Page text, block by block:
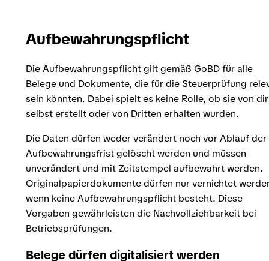
Aufbewahrungspflicht
Die Aufbewahrungspflicht gilt gemäß GoBD für alle
Belege und Dokumente, die für die Steuerprüfung
sein könnten. Dabei spielt es keine Rolle, ob sie von dir
selbst erstellt oder von Dritten erhalten wurden.
Die Daten dürfen weder verändert noch vor Ablauf der
Aufbewahrungsfrist gelöscht werden und müssen
unverändert und mit Zeitstempel aufbewahrt werden.
Originalpapierdokumente dürfen nur vernichtet
wenn keine Aufbewahrungspflicht besteht. Diese
Vorgaben gewährleisten die Nachvollziehbarkeit bei
Betriebsprüfungen.
Belege dürfen digitalisiert werden